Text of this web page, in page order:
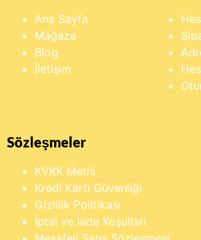
Ana Sayfa
Mağaza
Blog
İletişim
Sözleşmeler
KVKK Metni
Kredi Kartı Güvenliği
Gizlilik Politikası
İptal ve İade Koşulları